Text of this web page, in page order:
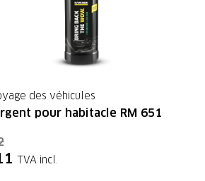
des véhicules
pour habitacle RM 651
TVA incl.